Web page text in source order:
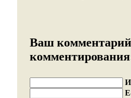
Ваш комментарий